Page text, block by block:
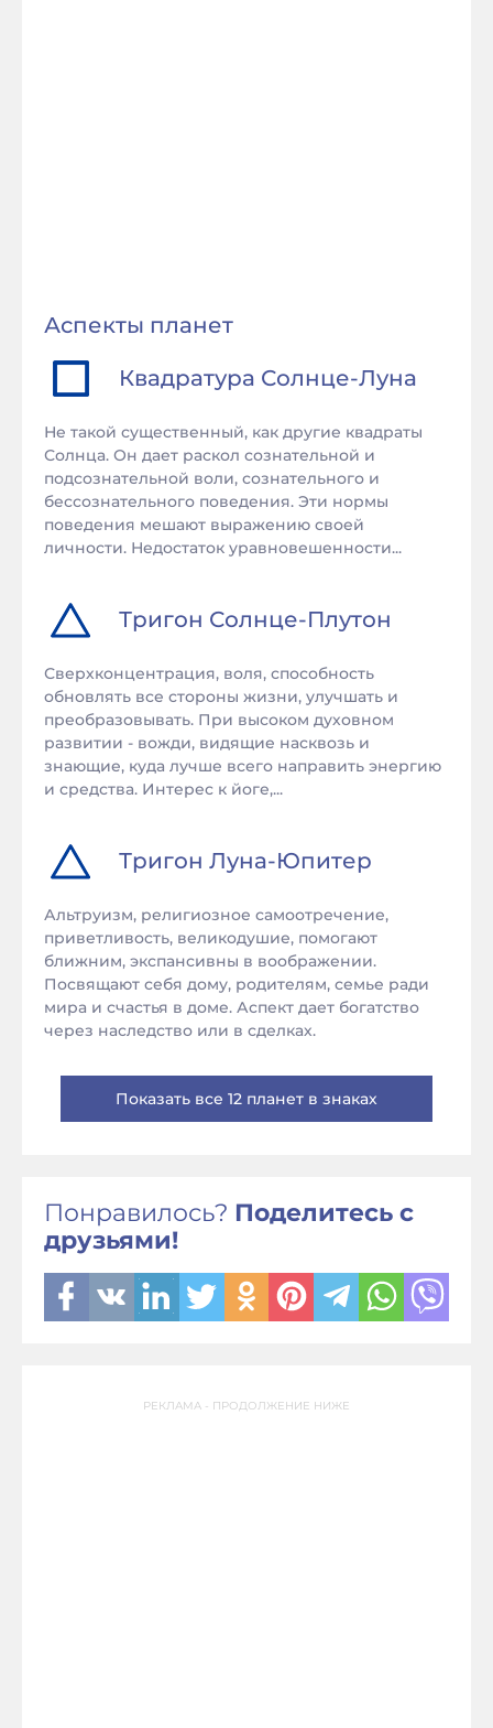
Аспекты планет
Квадратура Солнце-Луна
Не такой существенный, как другие квадраты
Солнца. Он дает раскол сознательной и
подсознательной воли, сознательного и
бессознательного поведения. Эти нормы
поведения мешают выражению своей
личности. Недостаток уравновешенности...
Тригон Солнце-Плутон
Сверхконцентрация, воля, способность
обновлять все стороны жизни, улучшать и
преобразовывать. При высоком духовном
развитии - вожди, видящие насквозь и
знающие, куда лучше всего направить энергию
и средства. Интерес к йоге,...
Тригон Луна-Юпитер
Альтруизм, религиозное самоотречение,
приветливость, великодушие, помогают
ближним, экспансивны в воображении.
Посвящают себя дому, родителям, семье ради
мира и счастья в доме. Аспект дает богатство
через наследство или в сделках.
Показать все 12 планет в знаках
Понравилось? Поделитесь с
друзьями!
РЕКЛАМА - ПРОДОЛЖЕНИЕ НИЖЕ